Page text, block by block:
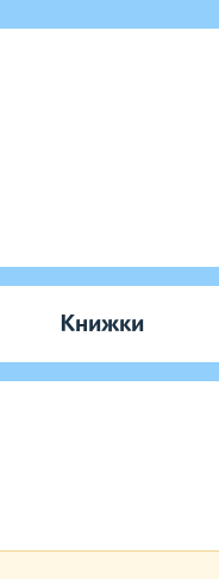
Книжки